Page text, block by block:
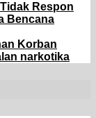
Respon
Bencana
Korban
narkotika